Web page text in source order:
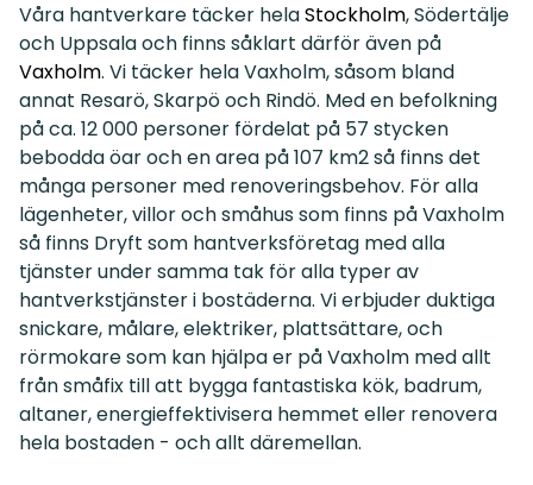
Våra hantverkare täcker helaStockholm, Södertälje
och Uppsala och finns såklart därför även på
Vaxholm. Vi täcker hela Vaxholm, såsom bland
annat Resarö, Skarpö och Rindö. Med en befolkning
på ca. 12 000 personer fördelat på 57 stycken
bebodda öar och en area på 107 km2 så finns det
många personer med renoveringsbehov. För alla
lägenheter, villor och småhus som finns på Vaxholm
så finns Dryft som hantverksföretag med alla
tjänster under samma tak för alla typer av
hantverkstjänster i bostäderna. Vi erbjuder duktiga
snickare, målare, elektriker, plattsättare, och
rörmokare som kan hjälpa er på Vaxholm med allt
från småfix till att bygga fantastiska kök, badrum,
altaner, energieffektivisera hemmet eller renovera
hela bostaden - och allt däremellan.